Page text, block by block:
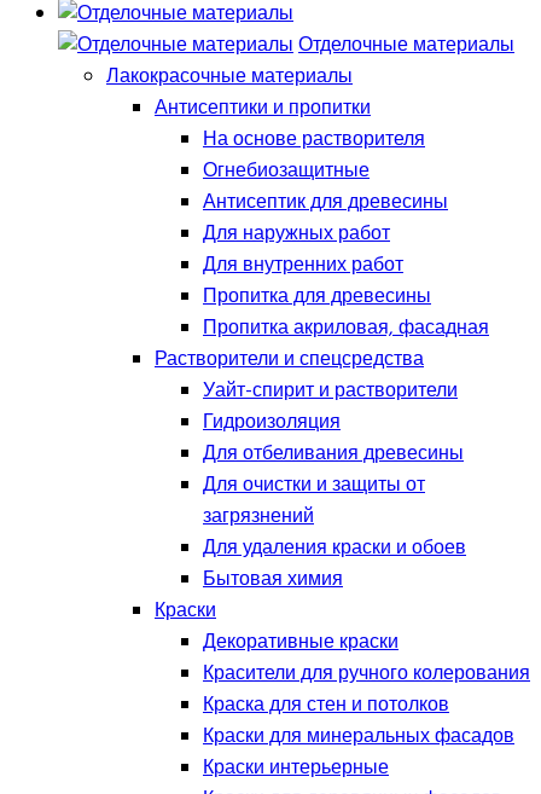
Отделочные материалы
Лакокрасочные материалы
Антисептики и пропитки
На основе растворителя
Огнебиозащитные
Антисептик для древесины
Для наружных работ
Для внутренних работ
Пропитка для древесины
Пропитка акриловая, фасадная
Растворители и спецсредства
Уайт-спирит и растворители
Гидроизоляция
Для отбеливания древесины
Для очистки и защиты от
загрязнений
Для удаления краски и обоев
Бытовая химия
Краски
Декоративные краски
Красители для ручного колерования
Краска для стен и потолков
Краски для минеральных фасадов
Краски интерьерные